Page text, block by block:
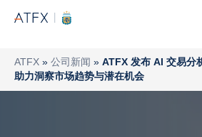
ATFX » 公司新闻 » ATFX 发布 AI 交易分
助力洞察市场趋势与潜在机会